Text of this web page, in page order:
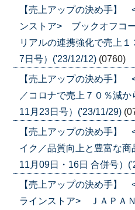
【売上アップの決め手】
ンストア> ブックオフコ
リアルの連携強化で売上
7日号）('23/12/12) (0760)
【売上アップの決め手】
／コロナで売上７０％減
11月23日号）('23/11/29)
【売上アップの決め手
イク／品質向上と豊富な
11月09日・16日 合併号）
【売上アップの決め手】
ラインストア> ＪＡＰＡ